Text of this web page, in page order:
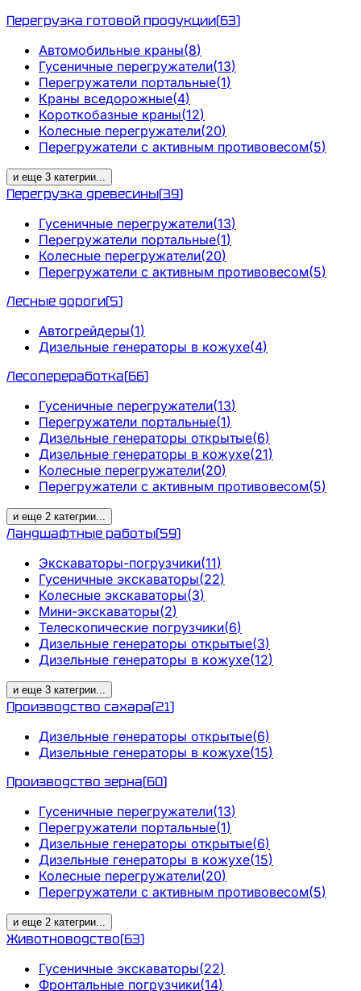
Перегрузка готовой продукции(63)
Автомобильные краны(8)
Гусеничные перегружатели(13)
Перегружатели портальные(1)
Краны вседорожные(4)
Короткобазные краны(12)
Колесные перегружатели(20)
Перегружатели с активным противовесом(5)
и еще 3 категрии...
Перегрузка древесины(39)
Гусеничные перегружатели(13)
Перегружатели портальные(1)
Колесные перегружатели(20)
Перегружатели с активным противовесом(5)
Лесные дороги(5)
Автогрейдеры(1)
Дизельные генераторы в кожухе(4)
Лесопереработка(66)
Гусеничные перегружатели(13)
Перегружатели портальные(1)
Дизельные генераторы открытые(6)
Дизельные генераторы в кожухе(21)
Колесные перегружатели(20)
Перегружатели с активным противовесом(5)
и еще 2 категрии...
Ландшафтные работы(59)
Экскаваторы-погрузчики(11)
Гусеничные экскаваторы(22)
Колесные экскаваторы(3)
Мини-экскаваторы(2)
Телескопические погрузчики(6)
Дизельные генераторы открытые(3)
Дизельные генераторы в кожухе(12)
и еще 3 категрии...
Производство сахара(21)
Дизельные генераторы открытые(6)
Дизельные генераторы в кожухе(15)
Производство зерна(60)
Гусеничные перегружатели(13)
Перегружатели портальные(1)
Дизельные генераторы открытые(6)
Дизельные генераторы в кожухе(15)
Колесные перегружатели(20)
Перегружатели с активным противовесом(5)
и еще 2 категрии...
Животноводство(63)
Гусеничные экскаваторы(22)
Фронтальные погрузчики(14)